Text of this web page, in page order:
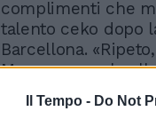
Il Tempo - Do Not
complimenti che
talento ceko dopo
Barcellona.
Mazzone non lo
domenica: «Di
sarebbe peggio,